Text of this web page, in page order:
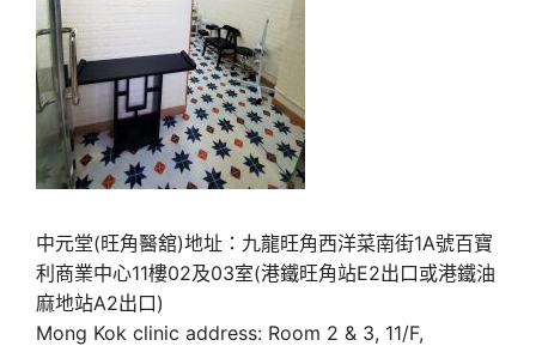
中元堂(旺角醫舘)地址：九龍旺角西洋菜南街1A號百寶
利商業中心11樓02及03室(港鐵旺角站E2出口或港鐵油
麻地站A2出口)
Mong Kok clinic address: Room 2 & 3, 11/F,